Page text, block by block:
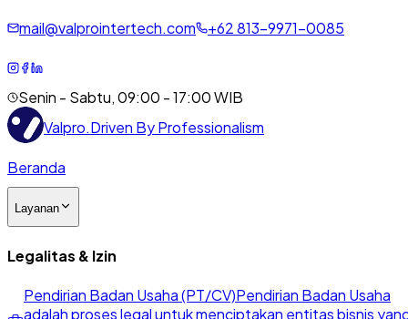
mail@valprointertech.com +62813-9971-0085
Senin - Sabtu, 09:00 - 17:00 WIB
Valpro.Driven By Professionalism
Beranda
Layanan
Legalitas & Izin
Pendirian Badan Usaha (PT/CV)Pendirian Badan Usaha
adalah proses legal untuk menciptakan entitas bisnis